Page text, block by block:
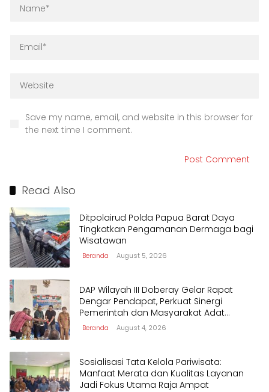
Save my name, email, and website in this browser for
the next time I comment.
Read Also
Ditpolairud Polda Papua Barat Daya
Tingkatkan Pengamanan Dermaga bagi
Wisatawan
Beranda August 5, 2026
DAP Wilayah III Doberay Gelar Rapat
Dengar Pendapat, Perkuat Sinergi
Pemerintah dan Masyarakat Adat
Mengawal Pembangunan Papua Barat
Beranda August 4, 2026
Sosialisasi Tata Kelola Pariwisata:
Manfaat Merata dan Kualitas Layanan
Jadi Fokus Utama Raja Ampat